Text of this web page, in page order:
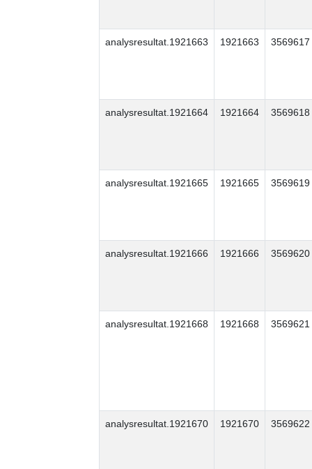
analysresultat.1921663 1921663 3569617
analysresultat.1921664 1921664 3569618
analysresultat.1921665 1921665 3569619
analysresultat.1921666 1921666 3569620
analysresultat.1921668 1921668 3569621
analysresultat.1921670 1921670 3569622